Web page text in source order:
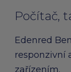
Počítač,
Edenred
responzivní
zařízením.